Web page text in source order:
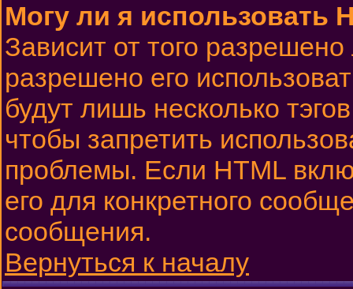
Могу ли я использовать
Зависит от того
разрешено его
будут лишь несколько
чтобы запретить
проблемы. Если HTML
его для конкретного
сообщения.
Вернуться к началу